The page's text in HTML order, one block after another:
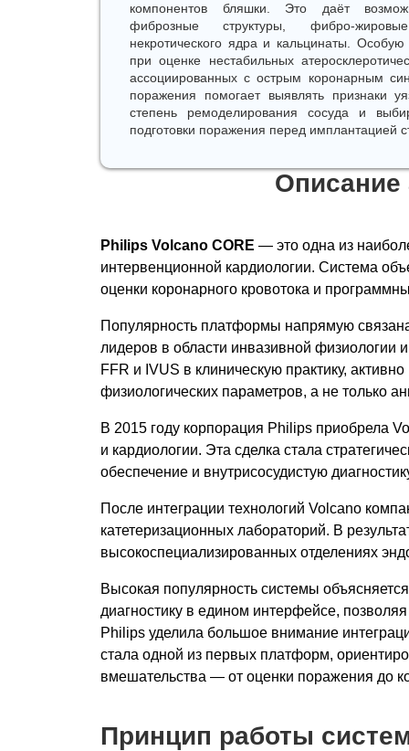
компонентов бляшки. Это даёт
фиброзные структуры, фибро-
некротического ядра и кальцинаты.
при оценке нестабильных
ассоциированных с острым коронарным
поражения помогает выявлять признаки
степень ремоделирования сосуда и
подготовки поражения перед имплантацией
Описание
Philips Volcano CORE — это одна из
интервенционной кардиологии. Система
оценки коронарного кровотока и
Популярность платформы напрямую
лидеров в области инвазивной физиологии
FFR и IVUS в клиническую практику,
физиологических параметров, а не только
В 2015 году корпорация Philips приобрела
и кардиологии. Эта сделка стала
обеспечение и внутрисосудистую
После интеграции технологий Volcano
катетеризационных лабораторий. В
высокоспециализированных отделениях
Высокая популярность системы
диагностику в едином интерфейсе,
Philips уделила большое внимание
стала одной из первых платформ,
вмешательства — от оценки поражения до
Принцип работы